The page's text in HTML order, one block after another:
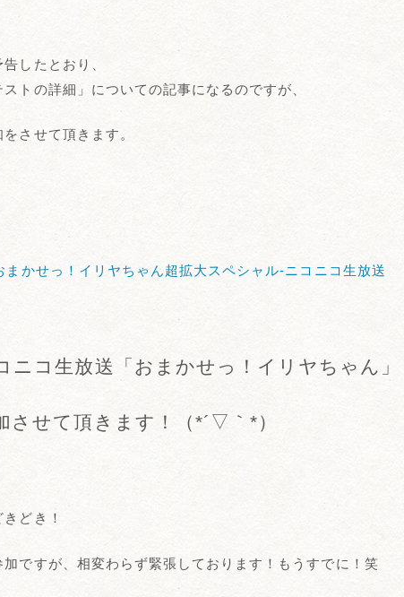
したとおり、
ストの詳細」についての記事になるのですが、
させて頂きます。
まかせっ！イリヤちゃん超拡大スペシャル-ニコニコ生放送
ニコ生放送「おまかせっ！イリヤちゃん」
させて頂きます！（*´▽｀*）
どき！
加ですが、相変わらず緊張しております！もうすでに！笑